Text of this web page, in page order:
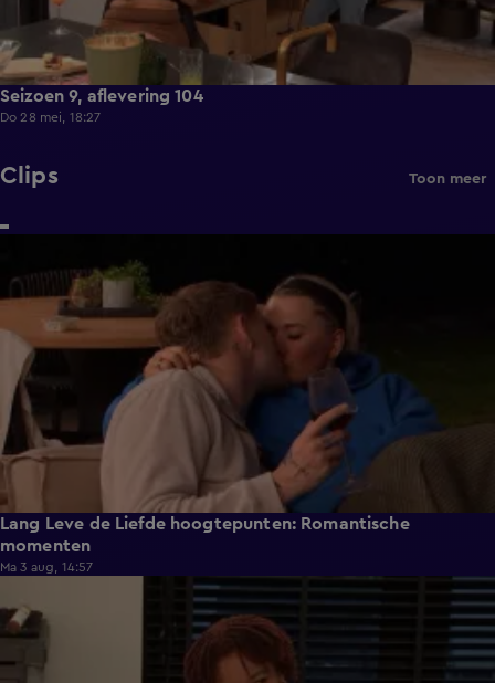
Seizoen 9, aflevering 104
Do 28 mei, 18:27
Clips Toon meer
Lang Leve de Liefde hoogtepunten: Romantische
momenten
Ma 3 aug, 14:57